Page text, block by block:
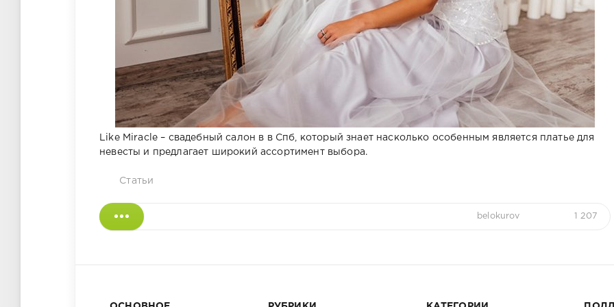
Like Miracle – свадебный салон в в Спб, который знает насколько особенным является платье для
невесты и предлагает широкий ассортимент выбора.
Статьи
belokurov 1 207